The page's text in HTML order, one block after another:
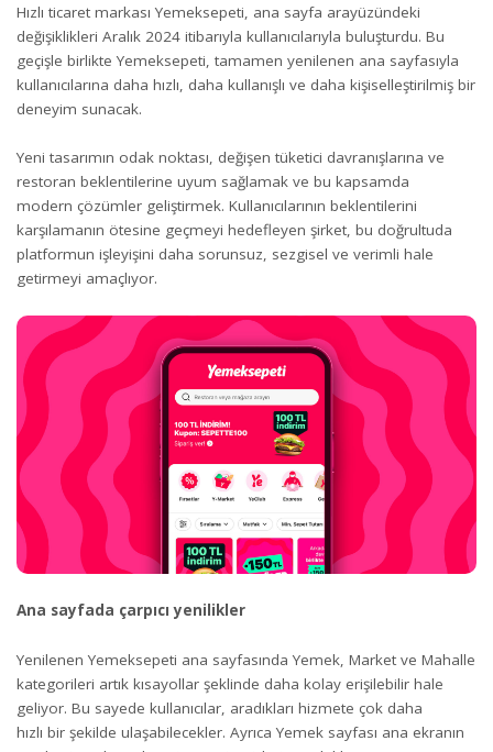
Hızlı ticaret markası Yemeksepeti, ana sayfa arayüzündeki
değişiklikleri Aralık 2024 itibarıyla kullanıcılarıyla buluşturdu. Bu
geçişle birlikte Yemeksepeti, tamamen yenilenen ana sayfasıyla
kullanıcılarına daha hızlı, daha kullanışlı ve daha kişiselleştirilmiş bir
deneyim sunacak.
Yeni tasarımın odak noktası, değişen tüketici davranışlarına ve
restoran beklentilerine uyum sağlamak ve bu kapsamda
modern çözümler geliştirmek. Kullanıcılarının beklentilerini
karşılamanın ötesine geçmeyi hedefleyen şirket, bu doğrultuda
platformun işleyişini daha sorunsuz, sezgisel ve verimli hale
getirmeyi amaçlıyor.
Ana sayfada çarpıcıyenilikler
Yenilenen Yemeksepeti ana sayfasında Yemek, Market ve Mahalle
kategorileri artık kısayollar şeklinde daha kolay erişilebilir hale
geliyor. Bu sayede kullanıcılar, aradıkları hizmete çok daha
hızlı bir şekilde ulaşabilecekler. Ayrıca Yemek sayfası ana ekranın